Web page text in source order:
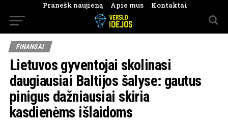
Pranešk naujieną Apie mus Kontaktai
FINANSAI
Lietuvos gyventojai skolinasi
daugiausiai Baltijos šalyse: gautus
pinigus dažniausiai skiria
kasdienėms išlaidoms